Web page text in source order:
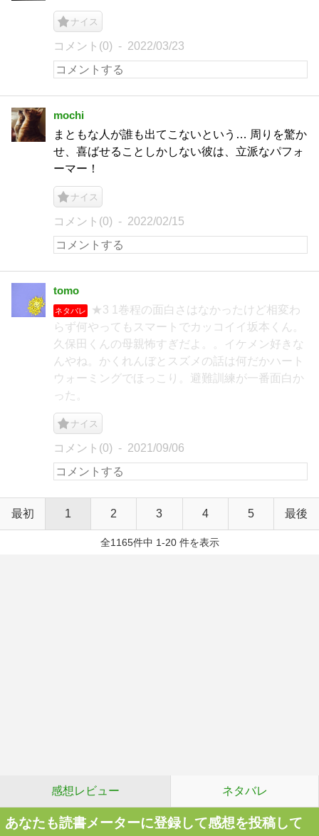
ナイス
コメント(0) 2022/03/23
mochi
まともな人が誰も出てこないという… 周りを驚か
せ、喜ばせることしかしない彼は、立派なパフォ
ーマー！
ナイス
コメント(0) 2022/02/15
tomo
ネタバレ
★3 1巻程の面白さはなかったけど相変わ
らず何やってもスマートでカッコイイ坂本くん。
久保田くんの母親怖すぎだよ。。イケメン好きな
んやね。かくれんぼとスズメの話は何だかハート
ウォーミングでほっこり。避難訓練が一番面白か
った。
ナイス
コメント(0) 2021/09/06
最初 1 2 3 4 5 最後
全1165件中 1-20 件を表示
感想レビュー ネタバレ
あなたも読書メーターに登録して感想を投稿して